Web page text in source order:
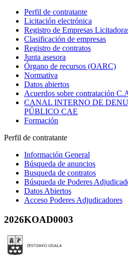
Perfil de contratante
Licitación electrónica
Registro de Empresas
Clasificación de empresas
Registro de contratos
Junta asesora
Órgano de recursos (OARC)
Normativa
Datos abiertos
Acuerdos sobre contratación
CANAL INTERNO DE
PÚBLICO CAE
Formación
Perfil de contratante
Información General
Búsqueda de anuncios
Busqueda de contratos
Búsqueda de Poderes
Datos Abiertos
Acceso Poderes Adjudicadores
2026KOAD0003